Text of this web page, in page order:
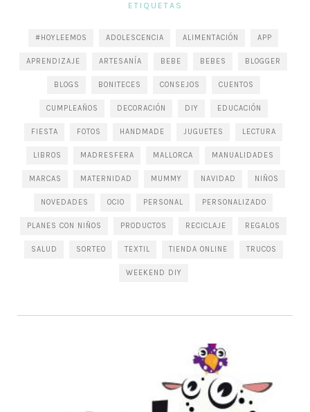
ETIQUETAS
#HOYLEEMOS ADOLESCENCIA ALIMENTACIÓN APP
APRENDIZAJE ARTESANÍA BEBE BEBES BLOGGER
BLOGS BONITECES CONSEJOS CUENTOS
CUMPLEAÑOS DECORACIÓN DIY EDUCACIÓN
FIESTA FOTOS HANDMADE JUGUETES LECTURA
LIBROS MADRESFERA MALLORCA MANUALIDADES
MARCAS MATERNIDAD MUMMY NAVIDAD NIÑOS
NOVEDADES OCIO PERSONAL PERSONALIZADO
PLANES CON NIÑOS PRODUCTOS RECICLAJE REGALOS
SALUD SORTEO TEXTIL TIENDA ONLINE TRUCOS
WEEKEND DIY